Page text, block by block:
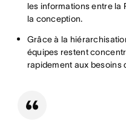
les informations entre la
la conception.
Grâce à la
équipes restent
rapidement aux besoins